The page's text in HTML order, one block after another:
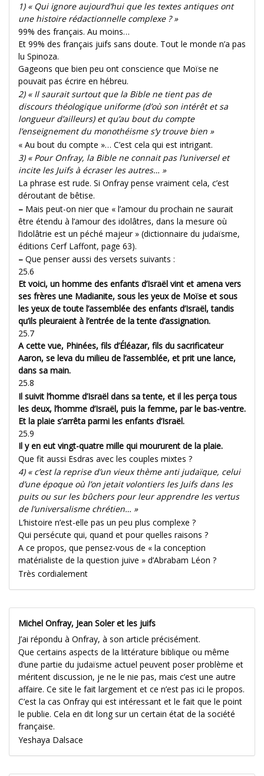
1) « Qui ignore aujourd’hui que les textes antiques ont
une histoire rédactionnelle complexe ? »
99% des français. Au moins…
Et 99% des français juifs sans doute. Tout le monde n’a pas
lu Spinoza.
Gageons que bien peu ont conscience que Moïse ne
pouvait pas écrire en hébreu.
2) « Il saurait surtout que la Bible ne tient pas de
discours théologique uniforme (d’où son intérêt et sa
longueur d’ailleurs) et qu’au bout du compte
l’enseignement du monothéisme s’y trouve bien »
« Au bout du compte »… C’est cela qui est intrigant.
3) « Pour Onfray, la Bible ne connait pas l’universel et
incite les Juifs à écraser les autres… »
La phrase est rude. Si Onfray pense vraiment cela, c’est
déroutant de bêtise.
– Mais peut-on nier que « l’amour du prochain ne saurait
être étendu à l’amour des idolâtres, dans la mesure où
l’idolâtrie est un péché majeur » (dictionnaire du judaïsme,
éditions Cerf Laffont, page 63).
– Que penser aussi des versets suivants :
25.6
Et voici, un homme des enfants d’Israël vint et amena vers
ses frères une Madianite, sous les yeux de Moïse et sous
les yeux de toute l’assemblée des enfants d’Israël, tandis
qu’ils pleuraient à l’entrée de la tente d’assignation.
25.7
A cette vue, Phinées, fils d’Éléazar, fils du sacrificateur
Aaron, se leva du milieu de l’assemblée, et prit une lance,
dans sa main.
25.8
Il suivit l’homme d’Israël dans sa tente, et il les perça tous
les deux, l’homme d’Israël, puis la femme, par le bas-ventre.
Et la plaie s’arrêta parmi les enfants d’Israël.
25.9
Il y en eut vingt-quatre mille qui moururent de la plaie.
Que fit aussi Esdras avec les couples mixtes ?
4) « c’est la reprise d’un vieux thème anti judaïque, celui
d’une époque où l’on jetait volontiers les Juifs dans les
puits ou sur les bûchers pour leur apprendre les vertus
de l’universalisme chrétien… »
L’histoire n’est-elle pas un peu plus complexe ?
Qui persécute qui, quand et pour quelles raisons ?
A ce propos, que pensez-vous de « la conception
matérialiste de la question juive » d’Abrabam Léon ?
Très cordialement
Michel Onfray, Jean Soler et les juifs
J’ai répondu à Onfray, à son article précisément.
Que certains aspects de la littérature biblique ou même
d’une partie du judaïsme actuel peuvent poser problème et
méritent discussion, je ne le nie pas, mais c’est une autre
affaire. Ce site le fait largement et ce n’est pas ici le propos.
C’est la cas Onfray qui est intéressant et le fait que le point
le publie. Cela en dit long sur un certain état de la société
française.
Yeshaya Dalsace